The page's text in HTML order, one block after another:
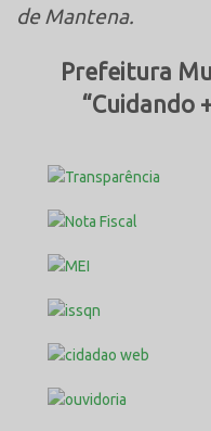
de Mantena.
Prefeitura
“Cuidando